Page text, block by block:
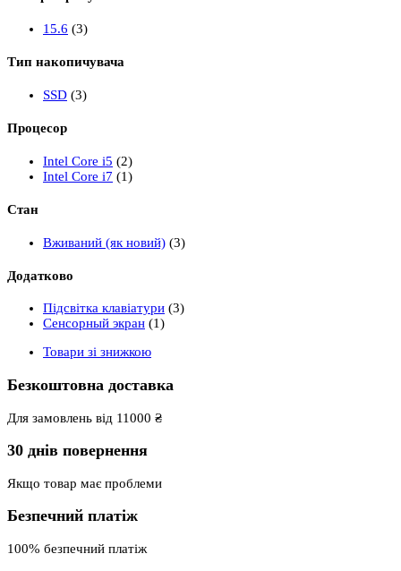
15.6 (3)
Тип накопичувача
SSD (3)
Процесор
Intel Core i5 (2)
Intel Core i7 (1)
Стан
Вживаний (як новий) (3)
Додатково
Підсвітка клавіатури (3)
Сенсорный экран (1)
Товари зі знижкою
Безкоштовна доставка
Для замовлень від 11000 ₴
30 днів повернення
Якщо товар має проблеми
Безпечний платіж
100% безпечний платіж